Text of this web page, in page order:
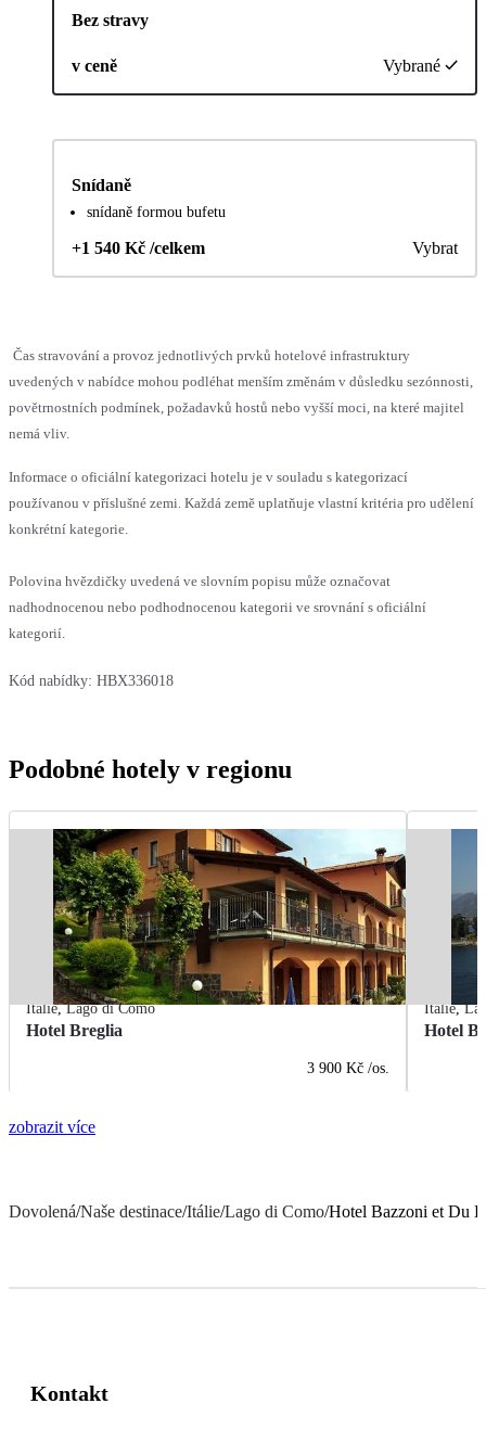
Bez stravy
v ceně Vybrané
Snídaně
snídaně formou bufetu
+1 540 Kč /celkem Vybrat
Čas stravování a provoz jednotlivých prvků hotelové infrastruktury
uvedených v nabídce mohou podléhat menším změnám v důsledku sezónnosti,
povětrnostních podmínek, požadavků hostů nebo vyšší moci, na které majitel
nemá vliv.
Informace o oficiální kategorizaci hotelu je v souladu s kategorizací
používanou v příslušné zemi. Každá země uplatňuje vlastní kritéria pro udělení
konkrétní kategorie.
Polovina hvězdičky uvedená ve slovním popisu může označovat
nadhodnocenou nebo podhodnocenou kategorii ve srovnání s oficiální
kategorií.
Kód nabídky: HBX336018
Podobné hotely v regionu
Itálie,Lago di Como
Hotel Breglia
3 900 Kč /os.
Itálie,
Hotel
zobrazit více
Dovolená/Naše destinace/Itálie/Lago di Como/Hotel Bazzoni et Du
Kontakt